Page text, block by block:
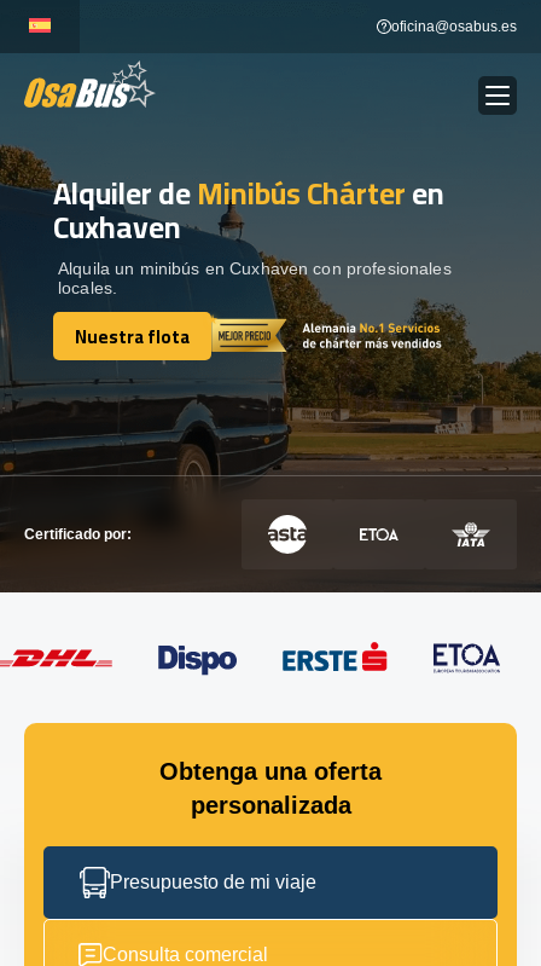
content
oficina@osabus.es
ALQUILER DE AUTOCARES Show dropdown
DESTINOS
RECORRIDAS Show dropdown
Alquiler deMinibús Chárteren
Cuxhaven
Alquila un minibús en Cuxhaven con profesionales
locales.
Nuestra flota
Nuestra flota
Certificado por:
Obtenga una oferta
personalizada
Presupuesto de mi viaje
Consulta comercial